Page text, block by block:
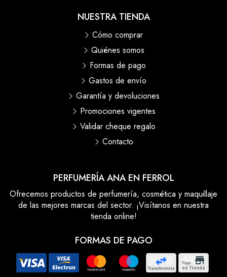
PERFUMERÍA ANA EN FERROL
Ofrecemos productos de perfumería, cosmética y maquillaje
de las mejores marcas del sector. ¡Visítanos en nuestra
tienda online!
FORMAS DE PAGO
NUESTRA TIENDA
Cómo comprar
Quiénes somos
Formas de pago
Gastos de envío
Garantía y devoluciones
Promociones vigentes
Validar cheque regalo
Contacto